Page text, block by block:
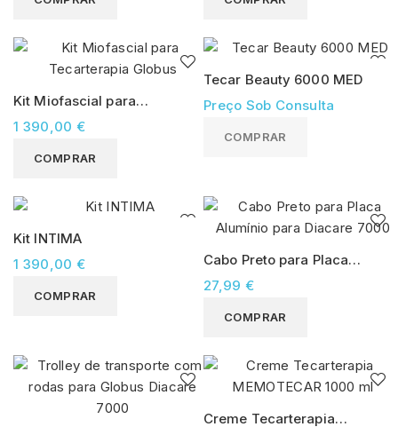
Kit Miofascial para
Tecarterapia Globus
1 390,00 €
COMPRAR
Tecar Beauty 6000 MED
Preço Sob Consulta
COMPRAR
Kit INTIMA
1 390,00 €
COMPRAR
Cabo Preto para Placa
Alumínio para Diacare
7000
27,99 €
COMPRAR
Creme Tecarterapia